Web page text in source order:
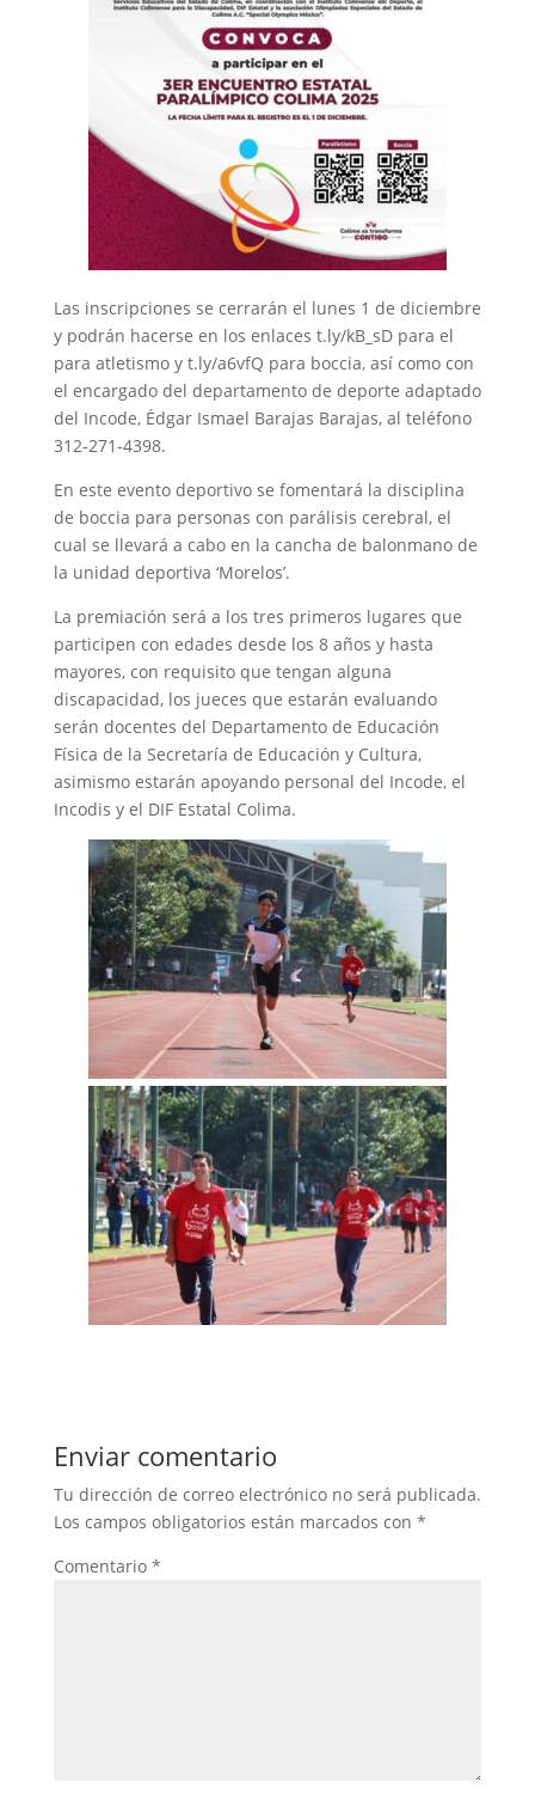
Las inscripciones se cerrarán el lunes 1 de diciembre
y podrán hacerse en los enlaces t.ly/kB_sD para el
para atletismo y t.ly/a6vfQ para boccia, así como con
el encargado del departamento de deporte adaptado
del Incode, Édgar Ismael Barajas Barajas, al teléfono
312-271-4398.
En este evento deportivo se fomentará la disciplina
de boccia para personas con parálisis cerebral, el
cual se llevará a cabo en la cancha de balonmano de
la unidad deportiva ‘Morelos’.
La premiación será a los tres primeros lugares que
participen con edades desde los 8 años y hasta
mayores, con requisito que tengan alguna
discapacidad, los jueces que estarán evaluando
serán docentes del Departamento de Educación
Física de la Secretaría de Educación y Cultura,
asimismo estarán apoyando personal del Incode, el
Incodis y el DIF Estatal Colima.
Enviar comentario
Tu dirección de correo electrónico no será publicada.
Los campos obligatorios están marcados con *
Comentario *